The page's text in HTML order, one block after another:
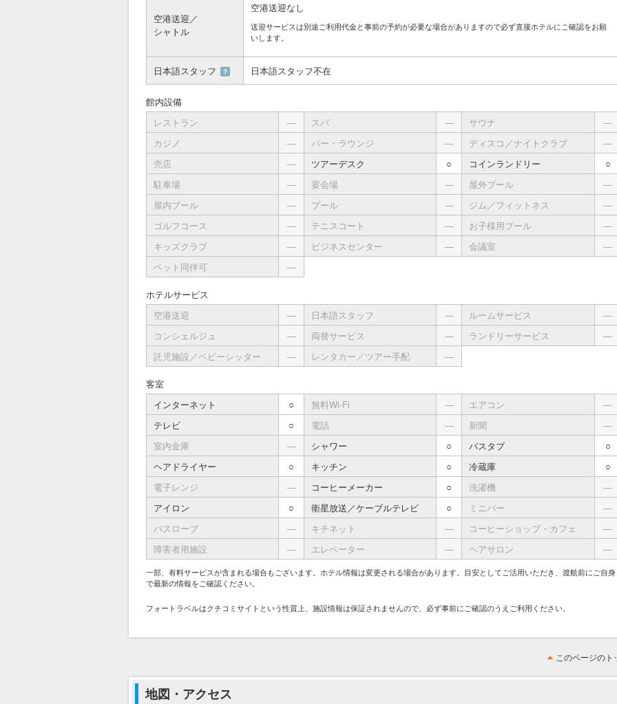
空港送迎／
シャトル
空港送迎なし
送迎サービスは別途ご利用代金と事前の予約が必要な場合がありますので必ず直接ホテルにご確認をお願
いします。
日本語スタッフ ？ 日本語スタッフ不在
館内設備
レストラン
― スパ ― サウナ
―
カジノ
― バー・ラウンジ ― ディスコ／ナイトクラブ
―
売店
― ツアーデスク ○ コインランドリー
○
駐車場
― 宴会場 ― 屋外プール
―
屋内プール
― プール ― ジム／フィットネス
―
ゴルフコース
― テニスコート ― お子様用プール
―
キッズクラブ
― ビジネスセンター ― 会議室
―
ペット同伴可
―
ホテルサービス
空港送迎
― 日本語スタッフ ― ルームサービス
―
コンシェルジュ
― 両替サービス ― ランドリーサービス
―
託児施設／ベビーシッター
― レンタカー／ツアー手配 ―
客室
インターネット
○ 無料Wi-Fi ― エアコン
―
テレビ
○ 電話 ― 新聞
―
室内金庫
― シャワー ○ バスタブ
○
ヘアドライヤー
○ キッチン ○ 冷蔵庫
○
電子レンジ
― コーヒーメーカー ○ 洗濯機
―
アイロン
○ 衛星放送／ケーブルテレビ ○ ミニバー
―
バスローブ
― キチネット ― コーヒーショップ・カフェ
―
障害者用施設
― エレベーター ― ヘアサロン ―
一部、有料サービスが含まれる場合もございます。ホテル情報は変更される場合があります。目安としてご活用いただき、渡航前にご自身
で最新の情報をご確認ください。
フォートラベルはクチコミサイトという性質上、施設情報は保証されませんので、必ず事前にご確認のうえご利用ください。
このページのト
地図・アクセス